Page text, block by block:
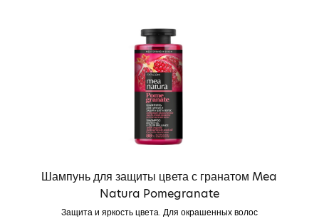
Шампунь для защиты цвета с гранатом Mea
Natura Pomegranate
Защита и яркость цвета. Для окрашенных волос